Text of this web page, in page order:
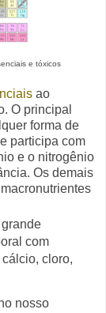
e tóxicos
ao
O principal
forma de
participa com
e o nitrogênio
Os demais
com
cloro,
nosso